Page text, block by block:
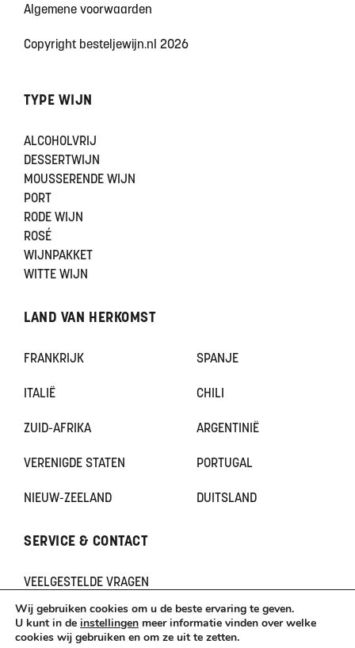
Algemene voorwaarden
Copyright besteljewijn.nl 2026
TYPE WIJN
ALCOHOLVRIJ
DESSERTWIJN
MOUSSERENDE WIJN
PORT
RODE WIJN
ROSÉ
WIJNPAKKET
WITTE WIJN
LAND VAN HERKOMST
FRANKRIJK SPANJE
ITALIË CHILI
ZUID-AFRIKA ARGENTINIË
VERENIGDE STATEN PORTUGAL
NIEUW-ZEELAND DUITSLAND
SERVICE & CONTACT
VEELGESTELDE VRAGEN
CONTACT
KLACHTEN
TERUGBETAAL- EN RETOURNERINGSBELEID
Wij gebruiken cookies om u de beste ervaring te geven.
U kunt in de instellingen meer informatie vinden over welke
cookies wij gebruiken en om ze uit te zetten.